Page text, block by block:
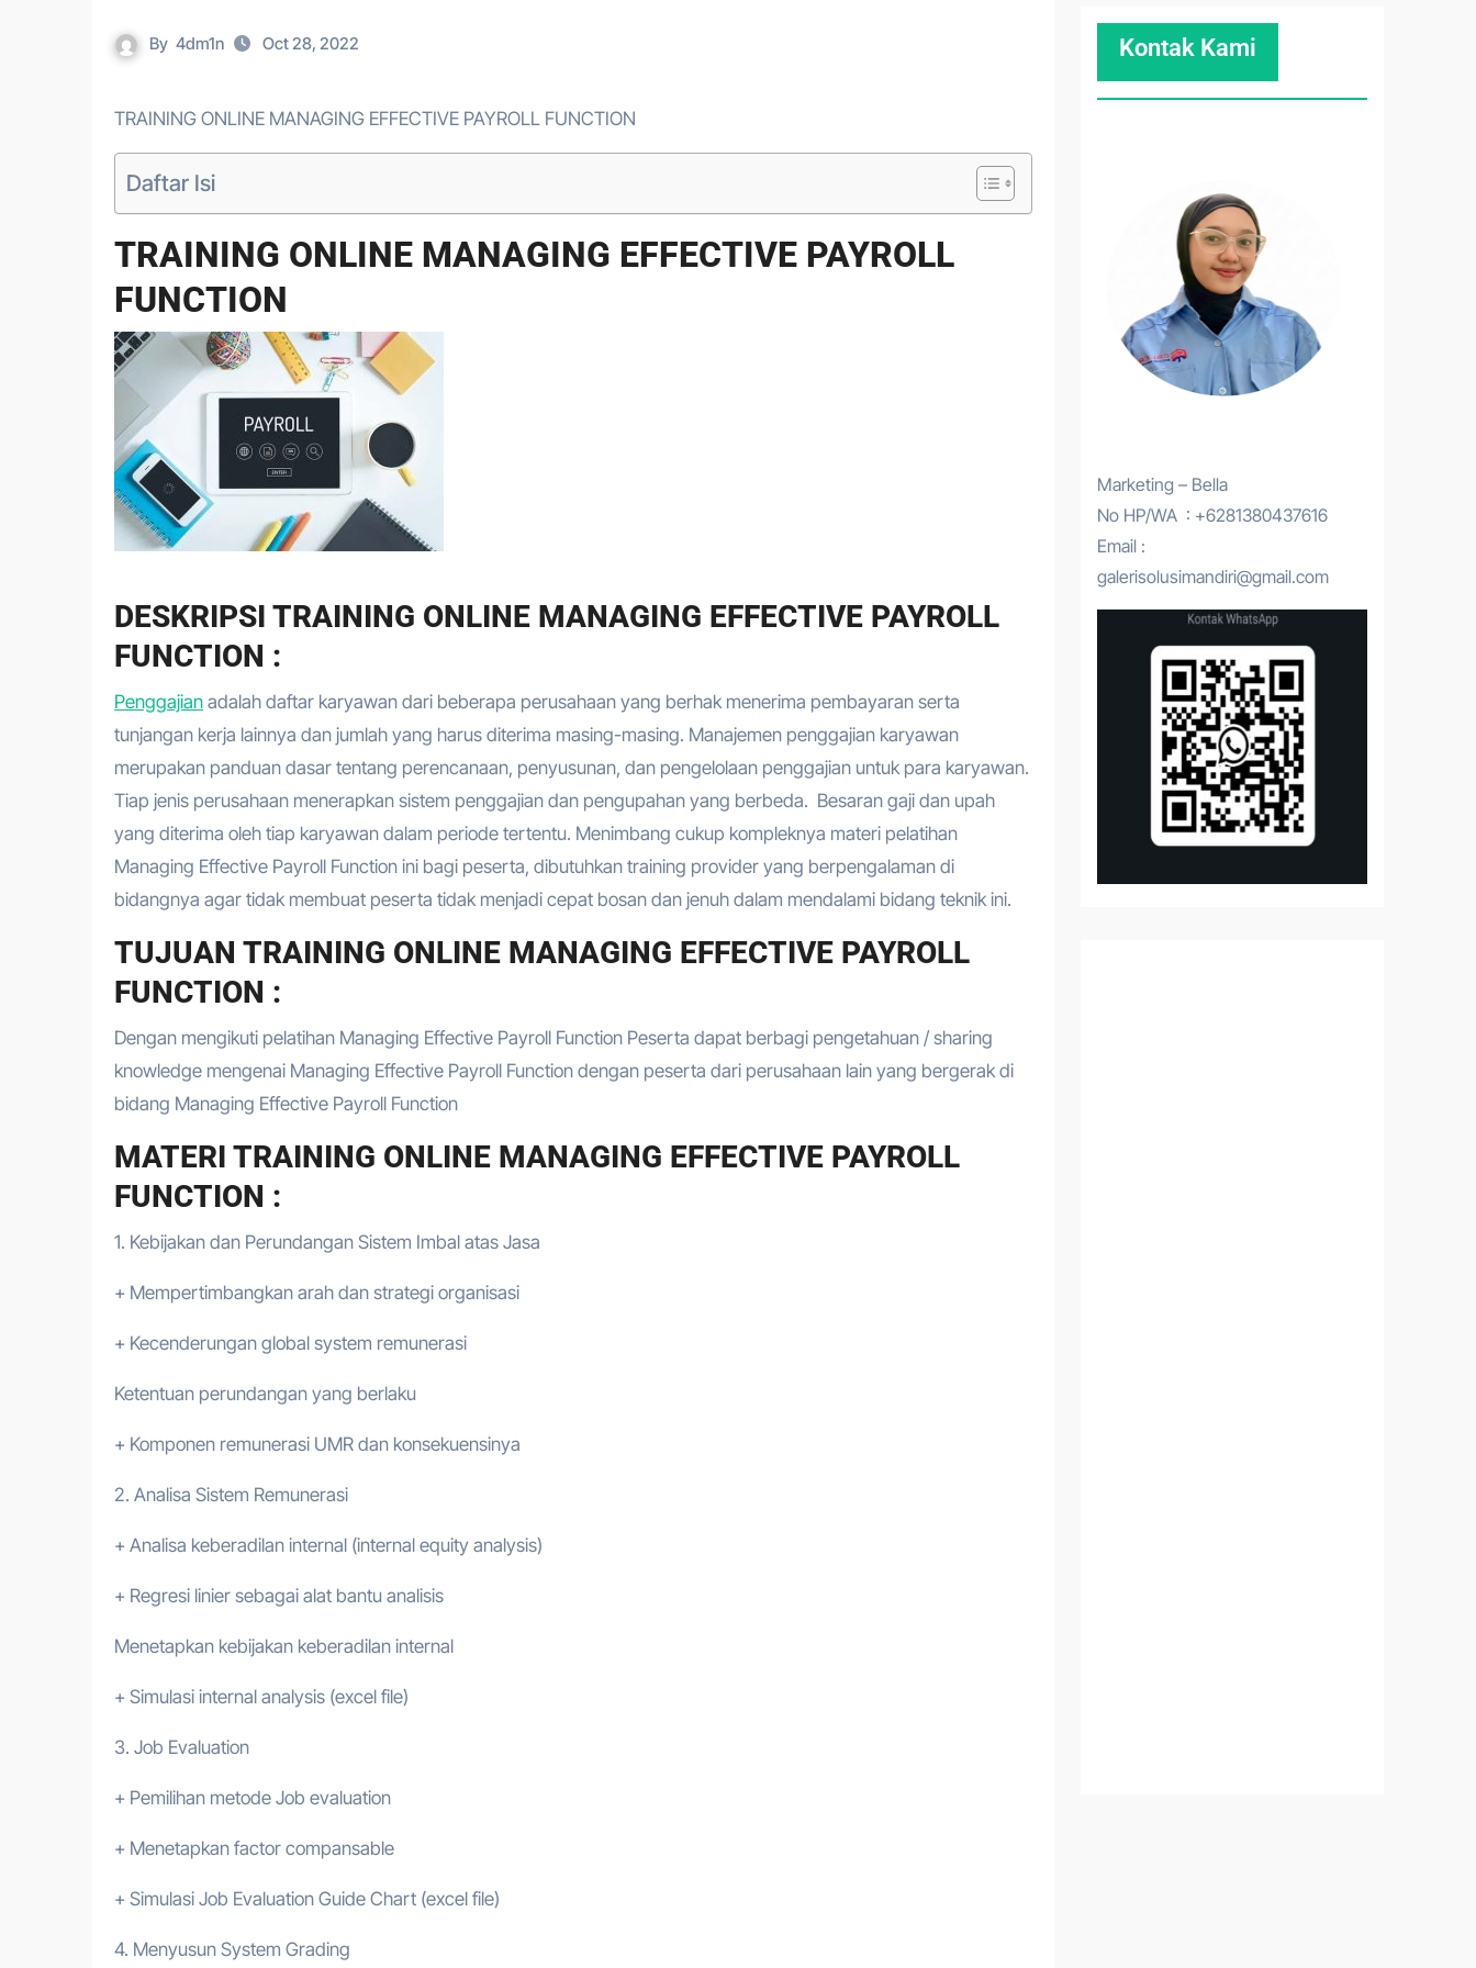
By 4dm1n Oct 28, 2022
TRAINING ONLINE MANAGING EFFECTIVE PAYROLL FUNCTION
Daftar Isi
TRAINING ONLINE MANAGING EFFECTIVE PAYROLL
FUNCTION
DESKRIPSI TRAINING ONLINE MANAGING EFFECTIVE PAYROLL
FUNCTION :
Penggajian adalah daftar karyawan dari beberapa perusahaan yang berhak menerima pembayaran serta
tunjangan kerja lainnya dan jumlah yang harus diterima masing-masing. Manajemen penggajian karyawan
merupakan panduan dasar tentang perencanaan, penyusunan, dan pengelolaan penggajian untuk para karyawan.
Tiap jenis perusahaan menerapkan sistem penggajian dan pengupahan yang berbeda. Besaran gaji dan upah
yang diterima oleh tiap karyawan dalam periode tertentu. Menimbang cukup kompleknya materi pelatihan
Managing Effective Payroll Function ini bagi peserta, dibutuhkan training provider yang berpengalaman di
bidangnya agar tidak membuat peserta tidak menjadi cepat bosan dan jenuh dalam mendalami bidang teknik ini.
TUJUAN TRAINING ONLINE MANAGING EFFECTIVE PAYROLL
FUNCTION :
Dengan mengikuti pelatihan Managing Effective Payroll Function Peserta dapat berbagi pengetahuan / sharing
knowledge mengenai Managing Effective Payroll Function dengan peserta dari perusahaan lain yang bergerak di
bidang Managing Effective Payroll Function
MATERI TRAINING ONLINE MANAGING EFFECTIVE PAYROLL
FUNCTION :
1. Kebijakan dan Perundangan Sistem Imbal atas Jasa
+ Mempertimbangkan arah dan strategi organisasi
+ Kecenderungan global system remunerasi
Ketentuan perundangan yang berlaku
+ Komponen remunerasi UMR dan konsekuensinya
2. Analisa Sistem Remunerasi
+ Analisa keberadilan internal (internal equity analysis)
+ Regresi linier sebagai alat bantu analisis
Menetapkan kebijakan keberadilan internal
+ Simulasi internal analysis (excel file)
3. Job Evaluation
+ Pemilihan metode Job evaluation
+ Menetapkan factor compansable
+ Simulasi Job Evaluation Guide Chart (excel file)
4. Menyusun System Grading
Kontak Kami
Marketing – Bella
No HP/WA : +6281380437616
Email :
galerisolusimandiri@gmail.com